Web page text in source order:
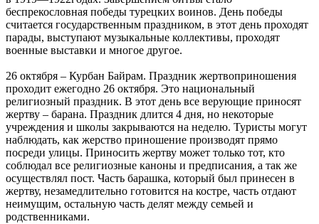
беспрекословная победы турецких воинов. День победы
считается государственным праздником, в этот день проходят
парады, выступают музыкальные коллективы, проходят
военные выставки и многое другое.
26 октября – Курбан Байрам. Праздник жертвоприношения
проходит ежегодно 26 октября. Это национальный
религиозный праздник. В этот день все верующие приносят
жертву – барана. Праздник длится 4 дня, но некоторые
учреждения и школы закрываются на неделю. Туристы могут
наблюдать, как жерство приношение производят прямо
посреди улицы. Приносить жертву может только тот, кто
соблюдал все религиозные каноны и предписания, а так же
осуществлял пост. Часть барашка, который был принесен в
жертву, незамедлительно готовится на костре, часть отдают
неимущим, остальную часть делят между семьей и
родственниками.